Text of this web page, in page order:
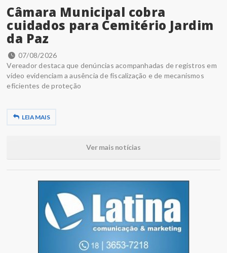
Câmara Municipal cobra
cuidados para Cemitério Jardim
da Paz
07/08/2026
Vereador destaca que denúncias acompanhadas de registros em
vídeo evidenciam a ausência de fiscalização e de mecanismos
eficientes de proteção
LEIA MAIS
Ver mais notícias